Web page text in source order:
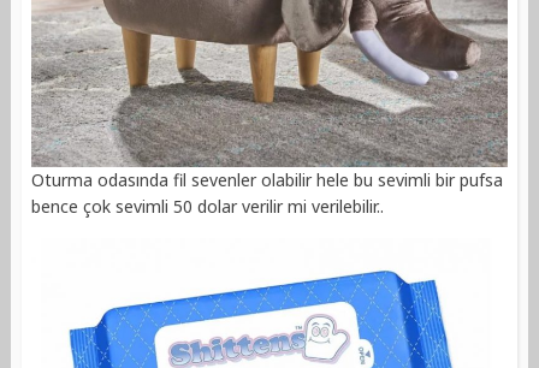
Oturma odasında fil sevenler olabilir hele bu sevimli bir pufsa
bence çok sevimli 50 dolar verilir mi verilebilir..